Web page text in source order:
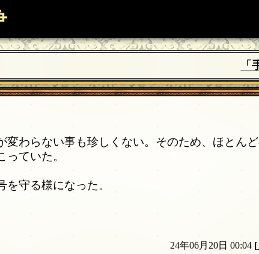
わらない事も珍しくない。そのため、ほとん
ていた。
守る様になった。
24年06月20日 00:04 [